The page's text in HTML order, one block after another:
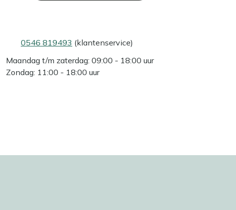
0546 819493 (klantenservice)
Maandag t/m zaterdag: 09:00 - 18:00 uur
Zondag: 11:00 - 18:00 uur